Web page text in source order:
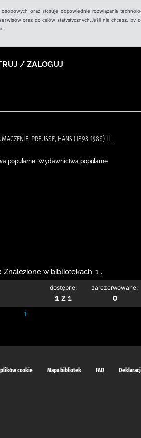
oraz stosuje odpowiednie rozwiązania
oraz do celów statystycznych.Jeśli nie chcesz, by
/ ZALOGUJ
PREUSSE, HANS (1893-1986) IL.
popularne, Wydawnictwa popularne
Znalezione w bibliotekach: 1 .
dostępne:
1 z 1
zarezerwowane:
0
1
plików cookie Mapa bibliotek FAQ